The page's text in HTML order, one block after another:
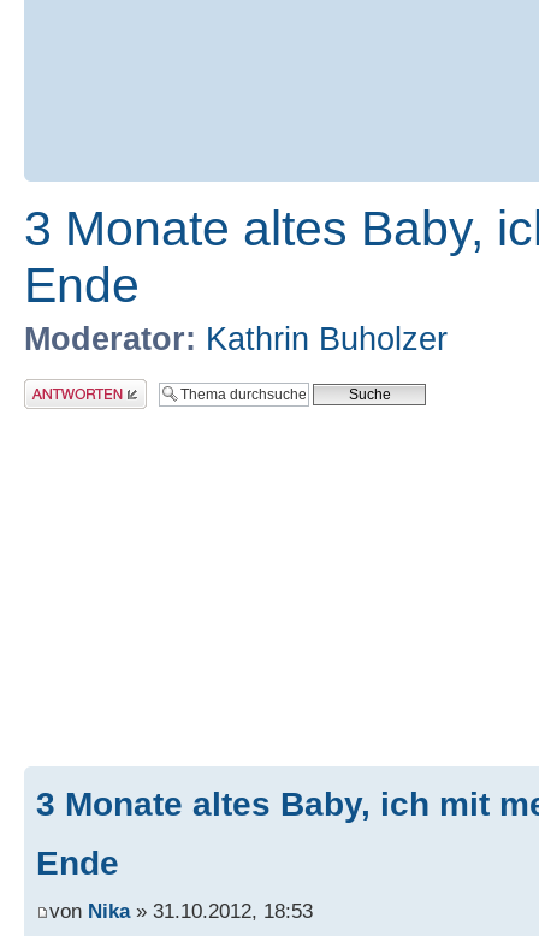
3 Monate altes Baby,
Ende
Moderator: Kathrin Buholzer
Antwort erstellen
3 Monate altes Baby, ich mit
Ende
von Nika» 31.10.2012, 18:53